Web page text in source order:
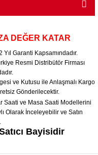
DEĞER KATAR
Garanti Kapsamındadır.
Resmi Distribütör Firması
ve Kutusu ile Anlaşmalı Kargo
Gönderilecektir.
Saati ve Masa Saati Modellerini
Olarak İnceleyebilir ve Satın
Bayisidir